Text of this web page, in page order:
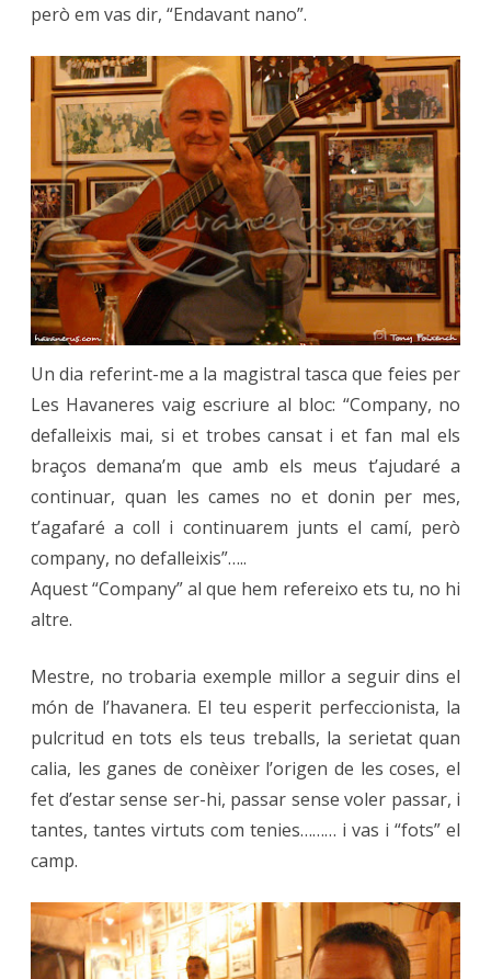
però em vas dir, “Endavant nano”.
Un dia referint-me a la magistral tasca que feies per
Les Havaneres vaig escriure al bloc: “Company, no
defalleixis mai, si et trobes cansat i et fan mal els
braços demana’m que amb els meus t’ajudaré a
continuar, quan les cames no et donin per mes,
t’agafaré a coll i continuarem junts el camí, però
company, no defalleixis”…..
Aquest “Company” al que hem refereixo ets tu, no hi
altre.
Mestre, no trobaria exemple millor a seguir dins el
món de l’havanera. El teu esperit perfeccionista, la
pulcritud en tots els teus treballs, la serietat quan
calia, les ganes de conèixer l’origen de les coses, el
fet d’estar sense ser-hi, passar sense voler passar, i
tantes, tantes virtuts com tenies……… i vas i “fots” el
camp.